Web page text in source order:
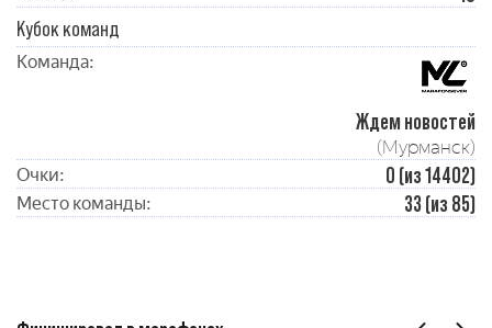
Кубок команд
Команда:
Ждем новостей
(Мурманск)
Очки: 0 (из 14402)
Место команды: 33 (из 85)